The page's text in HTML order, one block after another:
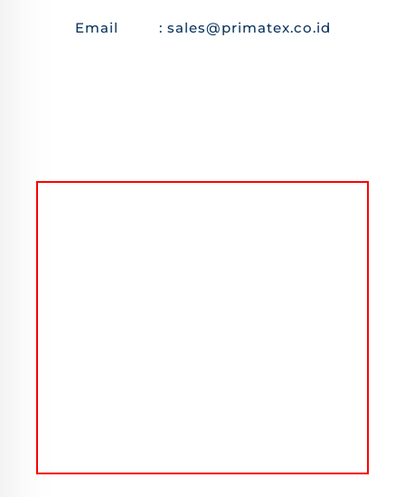
Email : sales@primatex.co.id